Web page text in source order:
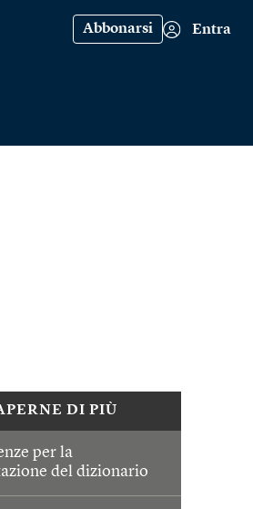
Abbonarsi Entra
DI PIÙ
per la
del dizionario